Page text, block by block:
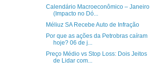
Calendário Macroeconômico – Janeiro
(Impacto no Dó...
Méliuz SA Recebe Auto de Infração
Por que as ações da Petrobras caíram
hoje? 06 de j...
Preço Médio vs Stop Loss: Dois Jeitos
de Lidar com...